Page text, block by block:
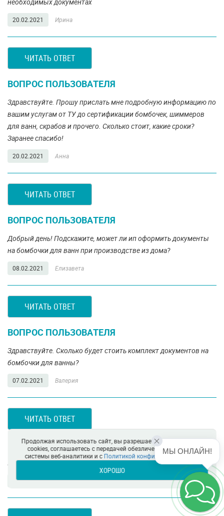
20.02.2021 Ирина
ЧИТАТЬ ОТВЕТ
ВОПРОС ПОЛЬЗОВАТЕЛЯ
Здравствуйте. Прошу прислать мне подробную информацию по
вашим услугам от ТУ до сертификации бомбочек, шиммеров
для ванн, скрабов и прочего. Сколько стоит, какие сроки?
Заранее спасибо!
20.02.2021 Анна
ЧИТАТЬ ОТВЕТ
ВОПРОС ПОЛЬЗОВАТЕЛЯ
Добрый день! Подскажите, может ли ип оформить документы
на бомбочки для ванн при производстве из дома?
08.02.2021 Елизавета
ЧИТАТЬ ОТВЕТ
ВОПРОС ПОЛЬЗОВАТЕЛЯ
Здравствуйте. Сколько будет стоить комплект документов на
бомбочки для ванны?
07.02.2021 Валерия
ЧИТАТЬ ОТВЕТ
ВОПРОС ПОЛЬЗОВАТЕЛЯ
Подскажите, пожалуйста, стоимость
23.01.2021 Вика
Продолжая использовать сайт, вы разрешаете использование
cookies, соглашаетесь с передачей обезличенных данных в
системы веб-аналитики и сПолитикой конфиденциальности
ХОРОШО
МЫ ОНЛАЙН!